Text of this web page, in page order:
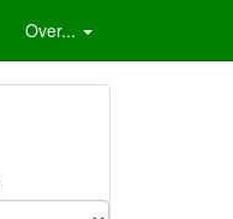
Over...